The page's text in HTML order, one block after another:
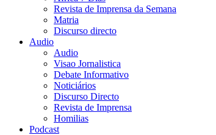
Revista de Imprensa da Semana
Matria
Discurso directo
Audio
Audio
Visao Jornalistica
Debate Informativo
Noticiários
Discurso Directo
Revista de Imprensa
Homilias
Podcast